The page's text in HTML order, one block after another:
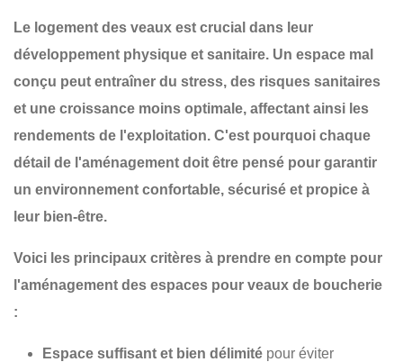
Le logement des veaux est crucial dans leur
développement physique et sanitaire. Un espace mal
conçu peut entraîner du stress, des risques sanitaires
et une croissance moins optimale, affectant ainsi les
rendements de l'exploitation. C'est pourquoi chaque
détail de l'aménagement doit être pensé pour garantir
un environnement confortable, sécurisé et propice à
leur bien-être.
Voici les principaux critères à prendre en compte pour
l'aménagement des espaces pour veaux de boucherie
:
Espace suffisant et bien délimité pour éviter